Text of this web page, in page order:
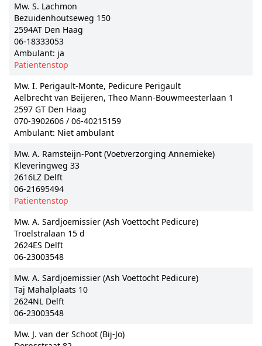
Mw. S. Lachmon
Bezuidenhoutseweg 150
2594AT Den Haag
06-18333053
Ambulant: ja
Patientenstop
Mw. I. Perigault-Monte, Pedicure Perigault
Aelbrecht van Beijeren, Theo Mann-Bouwmeesterlaan 1
2597 GT Den Haag
070-3902606 / 06-40215159
Ambulant: Niet ambulant
Mw. A. Ramsteijn-Pont (Voetverzorging Annemieke)
Kleveringweg 33
2616LZ Delft
06-21695494
Patientenstop
Mw. A. Sardjoemissier (Ash Voettocht Pedicure)
Troelstralaan 15 d
2624ES Delft
06-23003548
Mw. A. Sardjoemissier (Ash Voettocht Pedicure)
Taj Mahalplaats 10
2624NL Delft
06-23003548
Mw. J. van der Schoot (Bij-Jo)